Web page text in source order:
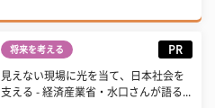
将来を考える PR
見えない現場に光を当て、日本社会を
支える - 経済産業省・水口さんが語る...